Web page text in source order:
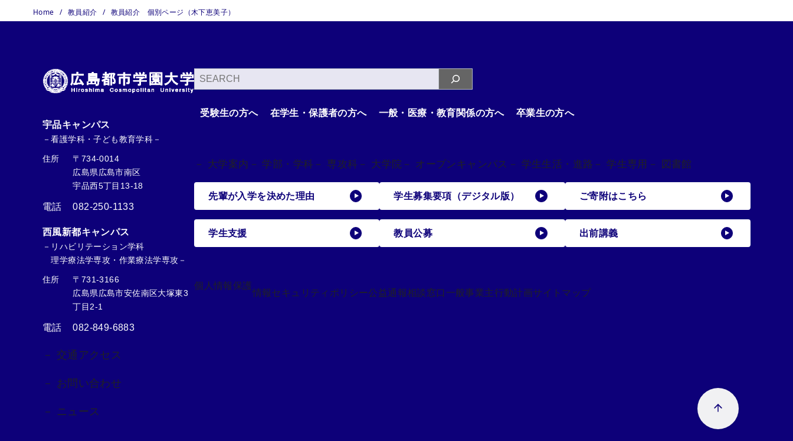
Home 教員紹介 教員紹介 個別ページ（木下恵美子）
宇品キャンパス
－看護学科・子ども教育学科－
住所
〒734-0014
広島県広島市南区
宇品西5丁目13-18
電話 082-250-1133
西風新都キャンパス
－リハビリテーション学科
理学療法学専攻・作業療法学専攻－
住所
〒731-3166
広島県広島市安佐南区大塚東3
丁目2-1
電話 082-849-6883
－ 交通アクセス
－ お問い合わせ
－ ニュース
検
索
受験生の方へ 在学生・保護者の方へ 一般・医療・教育関係の方へ 卒業生の方へ
－ 大学案内 － 学部・学科 － 専攻科 － 大学院 － オープンキャンパス － 学生生活・進路 － 学生専用 － 図書館
先輩が入学を決めた理由 学生募集要項（デジタル版） ご寄附はこちら
学生支援 教員公募 出前講義
個人情報保護
情報セキュリティポリシー公益通報相談窓口 一般事業主行動計画サイトマップ